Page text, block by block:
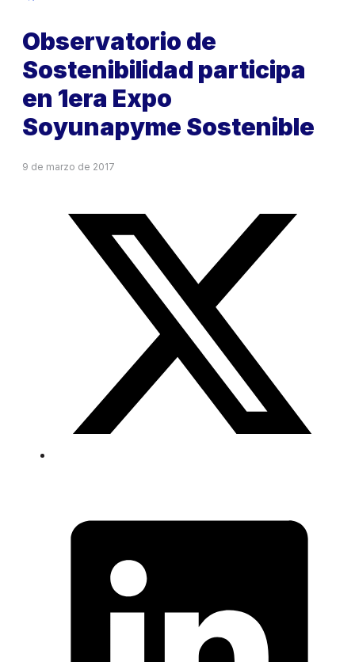
Observatorio de
Sostenibilidad participa
en 1era Expo
Soyunapyme Sostenible
9 de marzo de 2017